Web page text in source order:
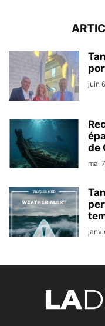
juin
de
mai